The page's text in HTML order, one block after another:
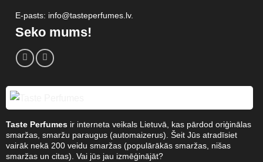
E-pasts: info@tasteperfumes.lv.
Seko mums!
Taste Perfumesir interneta veikals Lietuvā, kas pārdod oriģinālas
smaržas, smaržu paraugus (automaizerus). Šeit Jūs atradīsiet
vairāk nekā 200 veidu smaržas (populārākās smaržas, nišas
smaržas un citas). Vai jūs jau izmēģinājāt?